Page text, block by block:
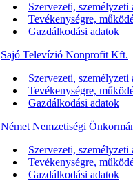
Szervezeti, személyzeti
Tevékenységre,
Gazdálkodási adatok
Sajó Televízió Nonprofit Kft.
Szervezeti, személyzeti
Tevékenységre,
Gazdálkodási adatok
Német Nemzetiségi
Szervezeti, személyzeti
Tevékenységre,
Gazdálkodási adatok